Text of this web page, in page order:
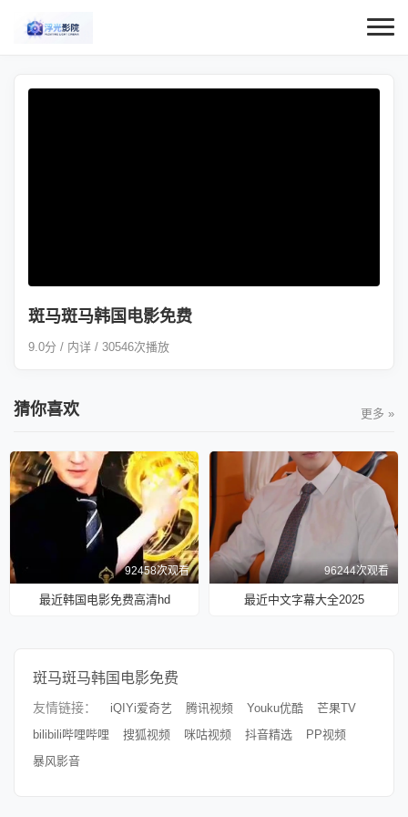
斑马斑马韩国电影免费
9.0分 / 内详 / 30546次播放
猜你喜欢 更多 »
92458次观看
最近韩国电影免费高清hd
96244次观看
最近中文字幕大全2025
斑马斑马韩国电影免费
友情链接： iQIYi爱奇艺 腾讯视频 Youku优酷
芒果TV
bilibili哔哩哔哩
搜狐视频 咪咕视频 抖音精选
PP视频
暴风影音